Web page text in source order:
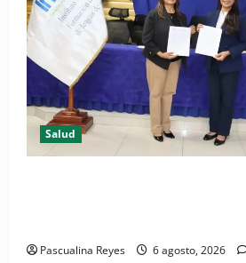
Salud
Pascualina Reyes 6 agosto, 2026